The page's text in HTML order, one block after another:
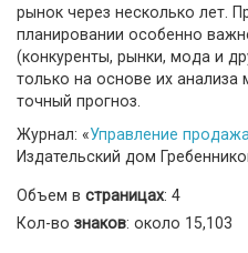
рынок через несколько лет.
планировании особенно
(конкуренты, рынки, мода и
только на основе их
точный прогноз.
Журнал: «Управление
Издательский дом
Объем в страницах: 4
Кол-во знаков: около 15,103